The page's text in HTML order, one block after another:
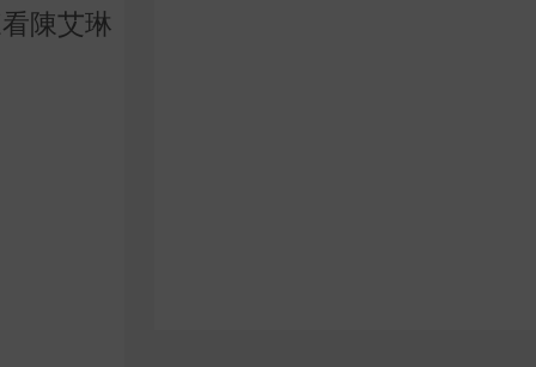
陳艾琳